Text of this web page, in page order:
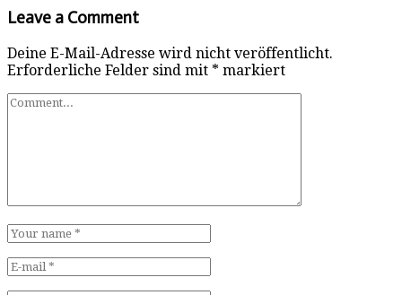
Leave a Comment
Deine E-Mail-Adresse wird nicht veröffentlicht.
Erforderliche Felder sind mit * markiert